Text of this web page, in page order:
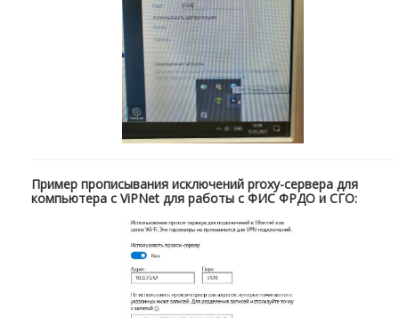
Пример прописывания исключений proxy-сервера для
компьютера c ViPNet для работы с ФИС ФРДО и СГО: